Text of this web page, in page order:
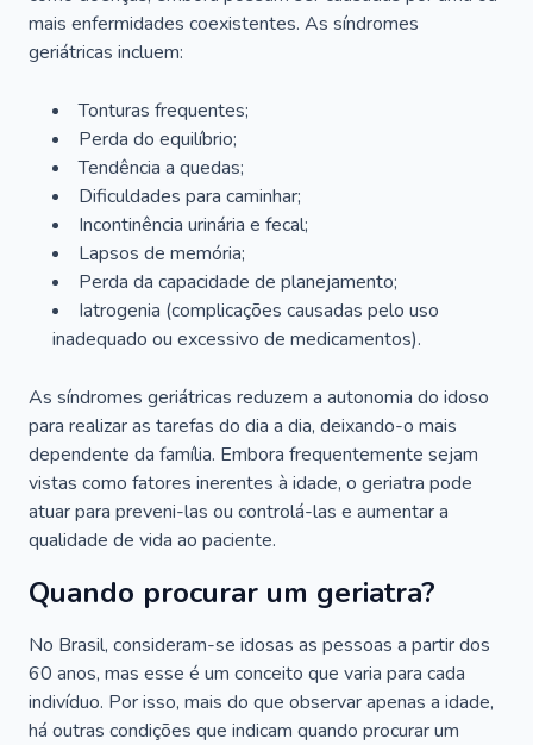
mais enfermidades coexistentes. As síndromes
geriátricas incluem:
Tonturas frequentes;
Perda do equilíbrio;
Tendência a quedas;
Dificuldades para caminhar;
Incontinência urinária e fecal;
Lapsos de memória;
Perda da capacidade de planejamento;
Iatrogenia (complicações causadas pelo uso
inadequado ou excessivo de medicamentos).
As síndromes geriátricas reduzem a autonomia do idoso
para realizar as tarefas do dia a dia, deixando-o mais
dependente da família. Embora frequentemente sejam
vistas como fatores inerentes à idade, o geriatra pode
atuar para preveni-las ou controlá-las e aumentar a
qualidade de vida ao paciente.
Quando procurar um geriatra?
No Brasil, consideram-se idosas as pessoas a partir dos
60 anos, mas esse é um conceito que varia para cada
indivíduo. Por isso, mais do que observar apenas a idade,
há outras condições que indicam quando procurar um